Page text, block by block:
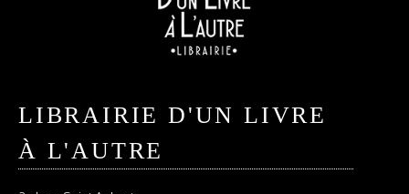
LIBRAIRIE D'UN LIVRE
À L'AUTRE